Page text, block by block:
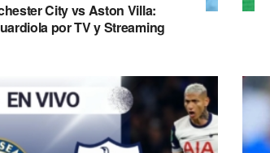
City vs Aston Villa:
por TV y Streaming